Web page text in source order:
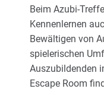
Beim Azubi-
Kennenlernen
Bewältigen von
spielerischen
Auszubildenden
Escape Room